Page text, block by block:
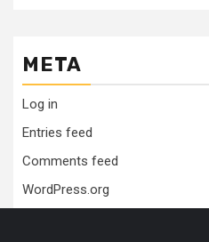
META
Log in
Entries feed
Comments feed
WordPress.org